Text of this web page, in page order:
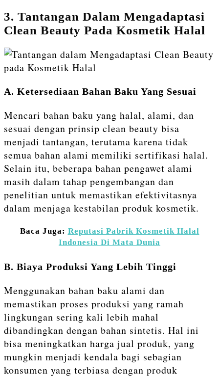
3. Tantangan Dalam Mengadaptasi
Clean Beauty Pada Kosmetik Halal
A. Ketersediaan Bahan Baku Yang Sesuai
Mencari bahan baku yang halal, alami, dan
sesuai dengan prinsip clean beauty bisa
menjadi tantangan, terutama karena tidak
semua bahan alami memiliki sertifikasi halal.
Selain itu, beberapa bahan pengawet alami
masih dalam tahap pengembangan dan
penelitian untuk memastikan efektivitasnya
dalam menjaga kestabilan produk kosmetik.
Baca Juga: Reputasi Pabrik Kosmetik Halal
Indonesia Di Mata Dunia
B. Biaya Produksi Yang Lebih Tinggi
Menggunakan bahan baku alami dan
memastikan proses produksi yang ramah
lingkungan sering kali lebih mahal
dibandingkan dengan bahan sintetis. Hal ini
bisa meningkatkan harga jual produk, yang
mungkin menjadi kendala bagi sebagian
konsumen yang terbiasa dengan produk